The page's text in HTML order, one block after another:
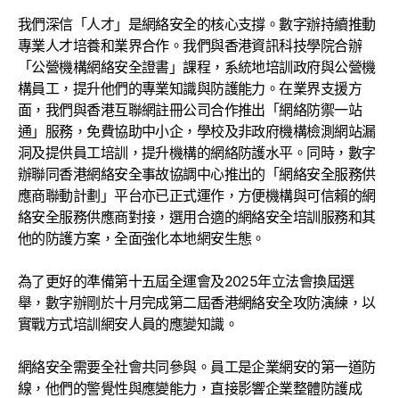
我們深信「人才」是網絡安全的核心支撐。數字辦持續推動
專業人才培養和業界合作。我們與香港資訊科技學院合辦
「公營機構網絡安全證書」課程，系統地培訓政府與公營機
構員工，提升他們的專業知識與防護能力。在業界支援方
面，我們與香港互聯網註冊公司合作推出「網絡防禦一站
通」服務，免費協助中小企，學校及非政府機構檢測網站漏
洞及提供員工培訓，提升機構的網絡防護水平。同時，數字
辦聯同香港網絡安全事故協調中心推出的「網絡安全服務供
應商聯動計劃」平台亦已正式運作，方便機構與可信賴的網
絡安全服務供應商對接，選用合適的網絡安全培訓服務和其
他的防護方案，全面強化本地網安生態。
為了更好的準備第十五屆全運會及2025年立法會換屆選
舉，數字辦剛於十月完成第二屆香港網絡安全攻防演練，以
實戰方式培訓網安人員的應變知識。
網絡安全需要全社會共同參與。員工是企業網安的第一道防
線，他們的警覺性與應變能力，直接影響企業整體防護成